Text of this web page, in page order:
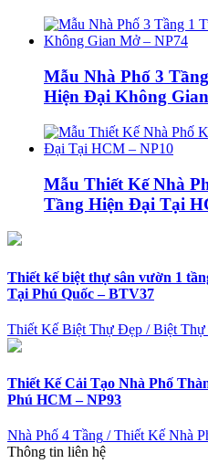
Mẫu Nhà Phố 3
Hiện Đại Không
Mẫu Thiết Kế Nhà
Tầng Hiện Đại Tại
Thiết kế biệt thự sân vườn 1
Tại Phú Quốc – BTV37
Thiết Kế Biệt Thự Đẹp /Biệt Thự
Thiết Kế Cải Tạo Nhà Phố
Phú HCM – NP93
Nhà Phố 4 Tầng /Thiết Kế Nhà
Thông tin liên hệ